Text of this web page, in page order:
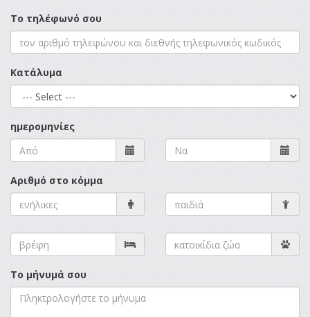
Το τηλέφωνό σου
Κατάλυμα
ημερομηνίες
Αριθμό στο κόμμα
Το μήνυμά σου